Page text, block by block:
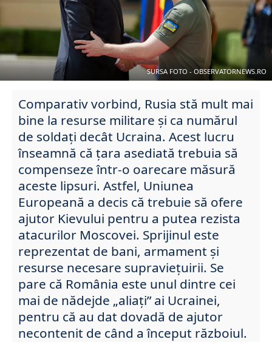
SURSA FOTO - OBSERVATORNEWS.RO
Comparativ vorbind, Rusia stă mult mai
bine la resurse militare și ca numărul
de soldați decât Ucraina. Acest lucru
înseamnă că țara asediată trebuia să
compenseze într-o oarecare măsură
aceste lipsuri. Astfel, Uniunea
Europeană a decis că trebuie să ofere
ajutor Kievului pentru a putea rezista
atacurilor Moscovei. Sprijinul este
reprezentat de bani, armament și
resurse necesare supraviețuirii. Se
pare că România este unul dintre cei
mai de nădejde „aliați” ai Ucrainei,
pentru că au dat dovadă de ajutor
necontenit de când a început războiul.